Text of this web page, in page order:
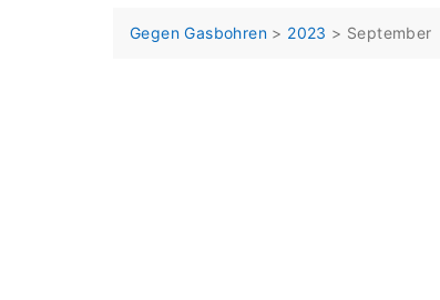
Gegen Gasbohren > 2023 > September